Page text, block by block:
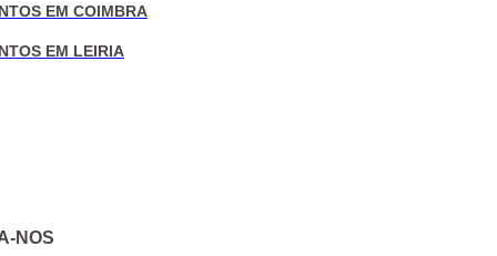
EM COIMBRA
EM LEIRIA
NOS